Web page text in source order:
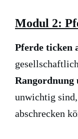
Modul 2:
Pferde ticken
unwichtig
abschrecken